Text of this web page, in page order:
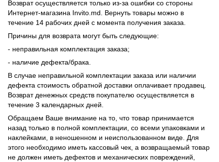
Возврат осуществляется только из-за ошибки со стороны
Интернет-магазина Invito.md. Вернуть товары можно в
течение 14 рабочих дней с момента получения заказа.
Причины для возврата могут быть следующие:
- неправильная комплектация заказа;
- наличие дефекта/брака.
В случае неправильной комплектации заказа или наличии
дефекта стоимость обратной доставки оплачивает продавец.
Возврат денежных средств покупателю осуществляется в
течение 3 календарных дней.
Обращаем Ваше внимание на то, что товар принимается
назад только в полной комплектации, со всеми упаковками и
наклейками, в неношенном и неиспользованном виде. Для
этого необходимо иметь кассовый чек, а возвращаемый товар
не должен иметь дефектов и механических повреждений,